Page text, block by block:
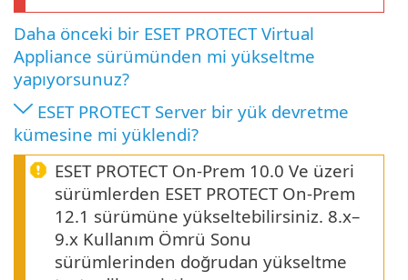
Daha önceki bir ESET PROTECT Virtual
Appliance sürümünden mi yükseltme
yapıyorsunuz?
ESET PROTECT Server bir yük devretme
kümesine mi yüklendi?
ESET PROTECT On-Prem 10.0 Ve üzeri
sürümlerden ESET PROTECT On-Prem
12.1 sürümüne yükseltebilirsiniz. 8.x–
9.x Kullanım Ömrü Sonu
sürümlerinden doğrudan yükseltme